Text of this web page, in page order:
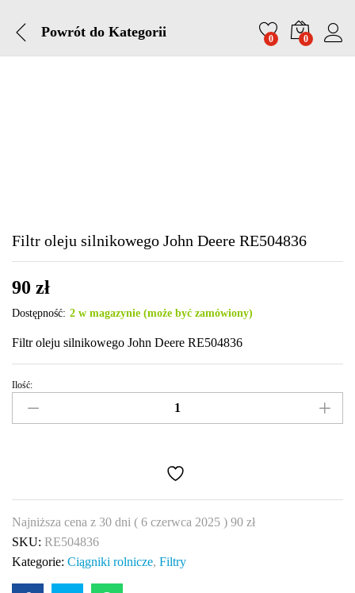
Powrót do Kategorii 0 0
Filtr oleju silnikowego John Deere RE504836
90 zł
Dostępność: 2 w magazynie (może być zamówiony)
Filtr oleju silnikowego John Deere RE504836
Filtr
oleju
Ilość:
Najniższa cena z 30 dni ( 6 czerwca 2025 ) 90 zł
SKU: RE504836
Kategorie: Ciągniki rolnicze, Filtry